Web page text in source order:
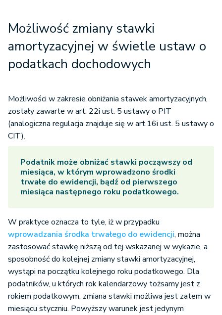
Możliwość zmiany stawki
amortyzacyjnej w świetle ustaw o
podatkach dochodowych
Możliwości w zakresie obniżania stawek amortyzacyjnych,
zostały zawarte w art. 22i ust. 5 ustawy o PIT
(analogiczna regulacja znajduje się w art.16i ust. 5 ustawy o
CIT).
Podatnik może obniżać stawki począwszy od
miesiąca, w którym wprowadzono środki
trwałe do ewidencji, bądź od pierwszego
miesiąca następnego roku podatkowego.
W praktyce oznacza to tyle, iż w przypadku
wprowadzania środka trwałego do ewidencji, można
zastosować stawkę niższą od tej wskazanej w wykazie, a
sposobność do kolejnej zmiany stawki amortyzacyjnej,
wystąpi na początku kolejnego roku podatkowego. Dla
podatników, u których rok kalendarzowy tożsamy jest z
rokiem podatkowym, zmiana stawki możliwa jest zatem w
miesiącu styczniu. Powyższy warunek jest jedynym